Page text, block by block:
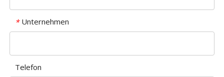
* Unternehmen
Telefon